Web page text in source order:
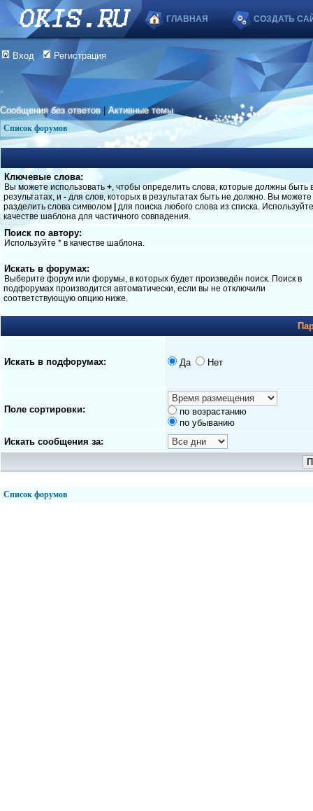
ГЛАВНАЯ СОЗДАТЬ
Вход Регистрация
Сообщения без ответов |Активные темы
Список форумов
Ключевые слова:
Вы можете использовать +, чтобы определить слова, которые должны быть
результатах, и - для слов, которых в результатах быть не должно. Вы можете
разделить слова символом
для поиска любого слова из списка.
качестве шаблона для частичного совпадения.
Поиск по автору:
Используйте * в качестве шаблона.
Искать в форумах:
Выберите форум или форумы, в которых будет произведён поиск. Поиск в
подфорумах производится автоматически, если вы не отключили
соответствующую опцию ниже.
Искать в подфорумах: Да Нет
Поле сортировки:
по возрастанию
по убыванию
Искать сообщения за:
Список форумов